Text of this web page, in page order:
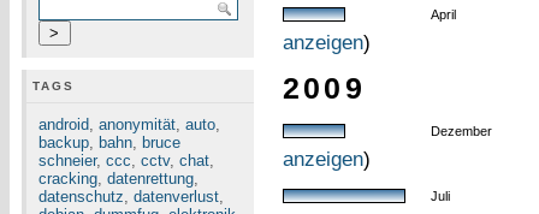
TAGS
android, anonymität, auto,
backup, bahn, bruce
schneier, ccc, cctv, chat,
cracking, datenrettung,
datenschutz, datenverlust,
April
anzeigen)
2009
Dezember
anzeigen)
Juli